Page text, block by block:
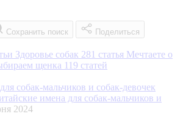
Сохранить поиск Поделиться
Здоровье собак 281 статья Мечтаете о
щенка 119 статей
имена для собак-мальчиков и
2024